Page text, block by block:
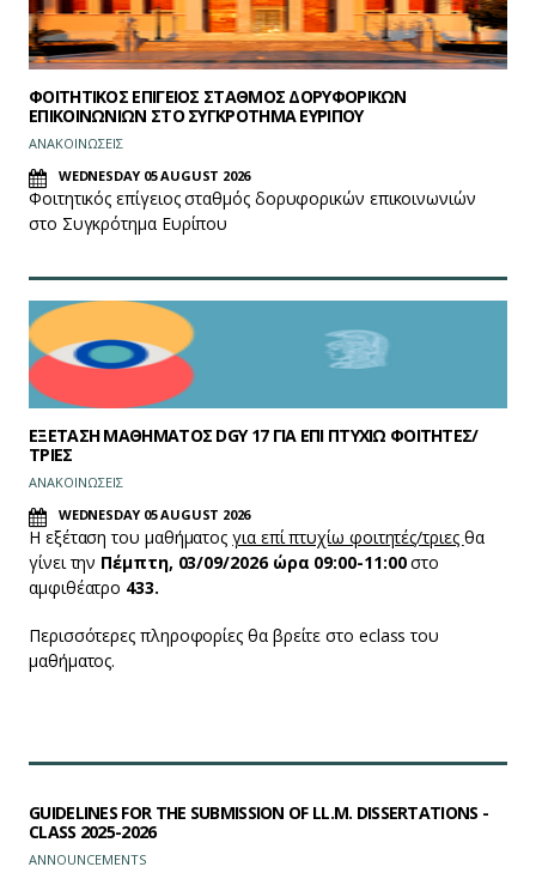
ΦΟΙΤΗΤΙΚΟΣ ΕΠΙΓΕΙΟΣ ΣΤΑΘΜΟΣ ΔΟΡΥΦΟΡΙΚΩΝ
ΕΠΙΚΟΙΝΩΝΙΩΝ ΣΤΟ ΣΥΓΚΡΟΤΗΜΑ ΕΥΡΙΠΟΥ
ΑΝΑΚΟΙΝΩΣΕΙΣ
WEDNESDAY 05 AUGUST 2026
Φοιτητικός επίγειος σταθμός δορυφορικών επικοινωνιών
στο Συγκρότημα Ευρίπου
ΕΞΕΤΑΣΗ ΜΑΘΗΜΑΤΟΣ DGY 17 ΓΙΑ ΕΠΙ ΠΤΥΧΙΩ ΦΟΙΤΗΤΕΣ/
ΤΡΙΕΣ
ΑΝΑΚΟΙΝΩΣΕΙΣ
WEDNESDAY 05 AUGUST 2026
Η εξέταση του μαθήματοςγια επί πτυχίω φοιτητές/τριες θα
γίνει την Πέμπτη, 03/09/2026 ώρα 09:00-11:00στο
αμφιθέατρο 433.
Περισσότερες πληροφορίες θα βρείτε στο eclass του
μαθήματος.
GUIDELINES FOR THE SUBMISSION OF LL.M. DISSERTATIONS -
CLASS 2025-2026
ANNOUNCEMENTS